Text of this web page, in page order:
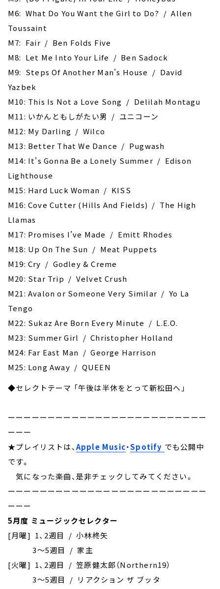
M6: What Do You Want the Girl to Do? / Allen
Toussaint
M7: Fair / Ben Folds Five
M8: Let Me Into Your Life / Ben Sadock
M9: Steps Of Another Man's House / David
Yazbek
M10: This Is Not a Love Song / Delilah Montagu
M11: いかんともしがたい男 / ユニコーン
M12: My Darling / Wilco
M13: Better That We Dance / Pugwash
M14: It's Gonna Be a Lonely Summer / Edison
Lighthouse
M15: Hard Luck Woman / KISS
M16: Cove Cutter (Hills And Fields) / The High
Llamas
M17: Promises I've Made / Emitt Rhodes
M18: Up On The Sun / Meat Puppets
M19: Cry / Godley & Creme
M20: Star Trip / Velvet Crush
M21: Avalon or Someone Very Similar / Yo La
Tengo
M22: Sukaz Are Born Every Minute / L.E.O.
M23: Summer Girl / Christopher Holland
M24: Far East Man / George Harrison
M25: Long Away / QUEEN
◆セレクトテーマ 「午後は半休をとって新松田へ」
ーーーーーーーーーーーーーーーーーーーーーーーーー
ーーー
★プレイリストは、Apple Music・Spotify でも公開中
です。
気になった楽曲、是非チェックしてみてください。
ーーーーーーーーーーーーーーーーーーーーーーーーー
ーーー
5月度 ミュージックセレクター
[月曜] 1、2週目 / 小林柊矢
3～5週目 / 家主
[火曜] 1、2週目 / 笠原健太郎（Northern19）
3～5週目 / リアクション ザ ブッタ